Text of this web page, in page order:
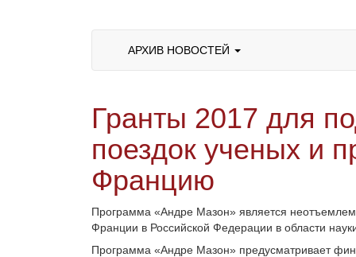
АРХИВ НОВОСТЕЙ
Гранты 2017 для
поездок ученых и
Францию
Программа «Андре Мазон» является
Франции в Российской Федерации в области
Программа «Андре Мазон» предусматривает